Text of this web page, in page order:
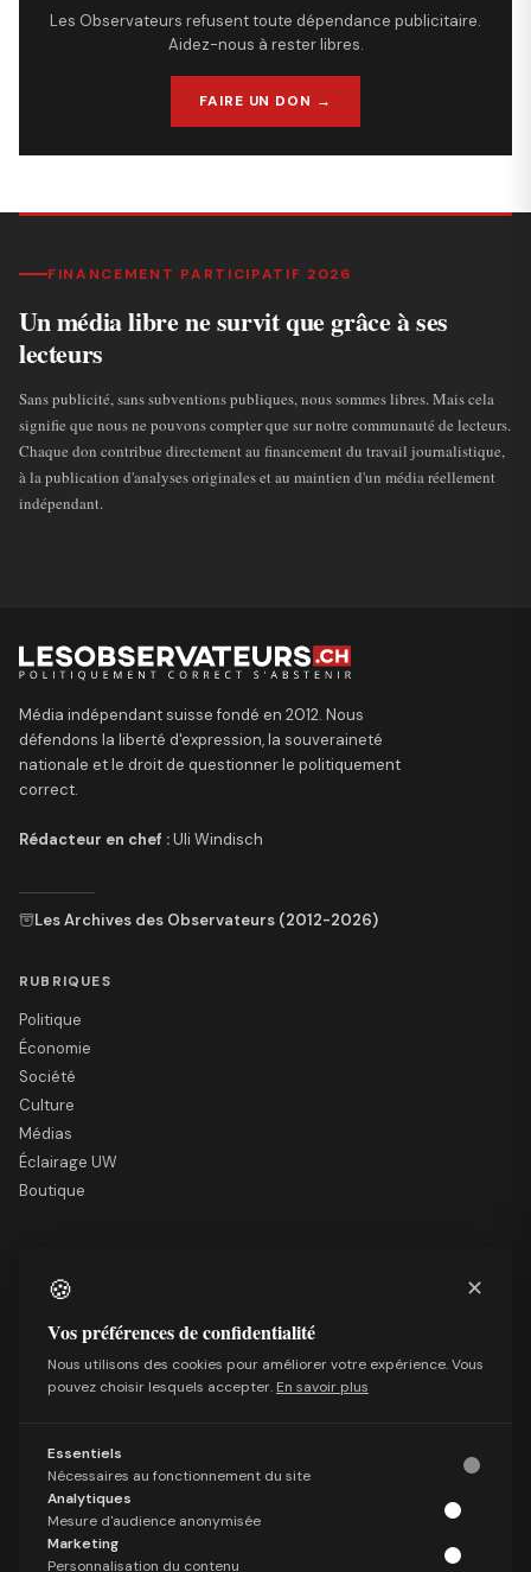
Les Observateurs refusent toute dépendance publicitaire.
Aidez-nous à rester libres.
FAIRE UN DON →
FINANCEMENT PARTICIPATIF 2026
Un média libre ne survit que grâce à ses
lecteurs
Sans publicité, sans subventions publiques, nous sommes libres. Mais cela
signifie que nous ne pouvons compter que sur notre communauté de lecteurs.
Chaque don contribue directement au financement du travail journalistique,
à la publication d'analyses originales et au maintien d'un média réellement
indépendant.
Média indépendant suisse fondé en 2012. Nous
défendons la liberté d'expression, la souveraineté
nationale et le droit de questionner le politiquement
correct.
Rédacteur en chef :Uli Windisch
Les Archives des Observateurs (2012-2026)
RUBRIQUES
Politique
Économie
Société
Culture
Médias
Éclairage UW
Boutique
Nous soutenir
Qui sommes-nous
Facebook
X (Twitter)
Telegram
🍪 ✕
Vos préférences de confidentialité
Nous utilisons des cookies pour améliorer votre expérience. Vous
pouvez choisir lesquels accepter. En savoir plus
Essentiels
Nécessaires au fonctionnement du site
Analytiques
Mesure d'audience anonymisée
Marketing
Personnalisation du contenu